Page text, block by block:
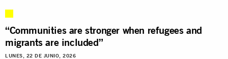
“Communities are stronger when refugees and
migrants are included”
LUNES, 22 DE JUNIO, 2026